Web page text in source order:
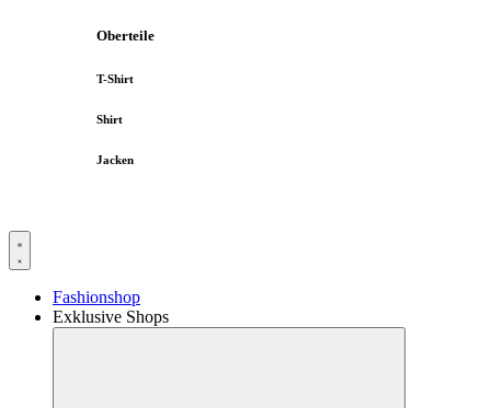
Oberteile
T-Shirt
Shirt
Jacken
Fashionshop
Exklusive Shops